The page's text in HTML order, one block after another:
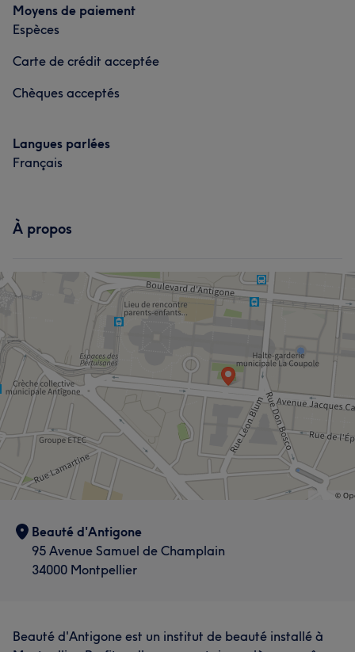
Manucure et Beauté des pieds
Moyens de paiement
Espèces
Carte de crédit acceptée
Chèques acceptés
Langues parlées
Français
À propos
Beauté d'Antigone
95 Avenue Samuel de Champlain
34000 Montpellier
Beauté d'Antigone est un institut de beauté installé à